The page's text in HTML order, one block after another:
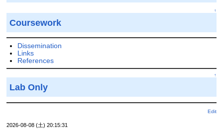
↑
Coursework
Dissemination
Links
References
↑
Lab Only
Edit
2026-08-08 (土) 20:15:31